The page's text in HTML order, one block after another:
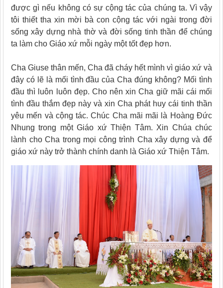
được gì nếu không có sự cộng tác của chúng ta. Vì vậy
tôi thiết tha xin mời bà con cộng tác với ngài trong đời
sống xây dựng nhà thờ và đời sống tinh thần để chúng
ta làm cho Giáo xứ mỗi ngày một tốt đẹp hơn.
Cha Giuse thân mến, Cha đã cháy hết mình vì giáo xứ và
đây có lẽ là mối tình đầu của Cha đúng không? Mối tình
đầu thì luôn luôn đẹp. Cho nên xin Cha giữ mãi cái mối
tình đầu thắm đẹp này và xin Cha phát huy cái tinh thần
yêu mến và cộng tác. Chúc Cha mãi mãi là Hoàng Đức
Nhung trong một Giáo xứ Thiện Tâm. Xin Chúa chúc
lành cho Cha trong mọi công trình Cha xây dựng và để
giáo xứ này trở thành chính danh là Giáo xứ Thiện Tâm.